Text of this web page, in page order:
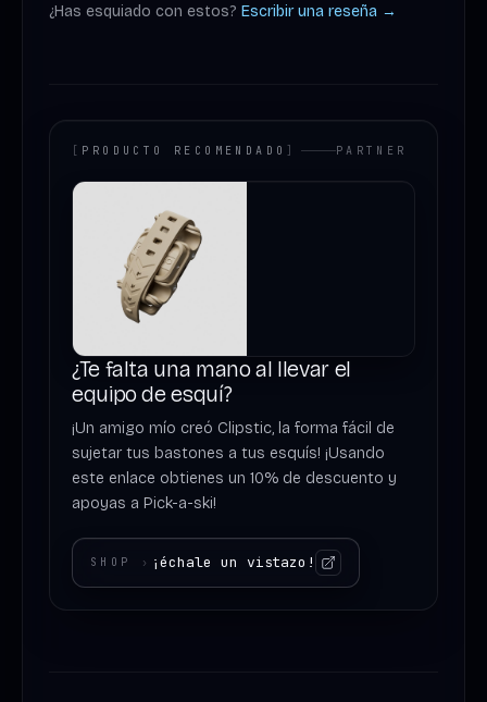
¿Has esquiado con estos? Escribir una reseña →
[ PRODUCTO RECOMENDADO ] PARTNER
¿Te falta una mano al llevar el
equipo de esquí?
¡Un amigo mío creó Clipstic, la forma fácil de
sujetar tus bastones a tus esquís! ¡Usando
este enlace obtienes un 10% de descuento y
apoyas a Pick-a-ski!
SHOP › ¡échale un vistazo!